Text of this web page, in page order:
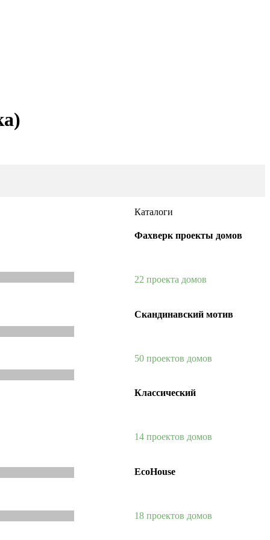
Каталоги
Фахверк проекты домов
22 проекта домов
Скандинавский мотив
50 проектов домов
Классический
14 проектов домов
EcoHouse
18 проектов домов